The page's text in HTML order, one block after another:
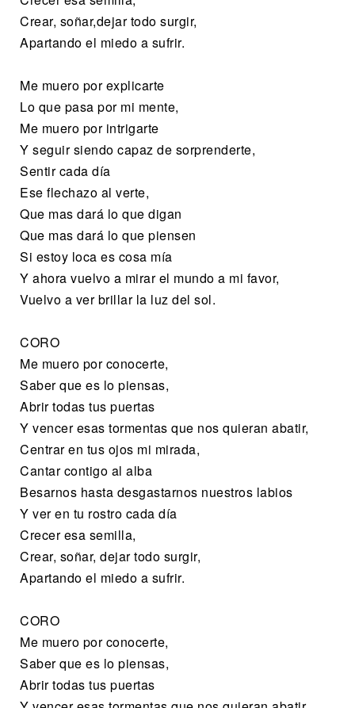
Crear, soñar,dejar todo surgir,
Apartando el miedo a sufrir.
Me muero por explicarte
Lo que pasa por mi mente,
Me muero por intrigarte
Y seguir siendo capaz de sorprenderte,
Sentir cada día
Ese flechazo al verte,
Que mas dará lo que digan
Que mas dará lo que piensen
Si estoy loca es cosa mía
Y ahora vuelvo a mirar el mundo a mi favor,
Vuelvo a ver brillar la luz del sol.
CORO
Me muero por conocerte,
Saber que es lo piensas,
Abrir todas tus puertas
Y vencer esas tormentas que nos quieran abatir,
Centrar en tus ojos mi mirada,
Cantar contigo al alba
Besarnos hasta desgastarnos nuestros labios
Y ver en tu rostro cada día
Crecer esa semilla,
Crear, soñar, dejar todo surgir,
Apartando el miedo a sufrir.
CORO
Me muero por conocerte,
Saber que es lo piensas,
Abrir todas tus puertas